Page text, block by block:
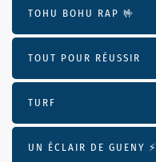
TOHU BOHU RAP 🤟
TOUT POUR RÉUSSIR
TURF
UN ÉCLAIR DE GUENY ⚡️